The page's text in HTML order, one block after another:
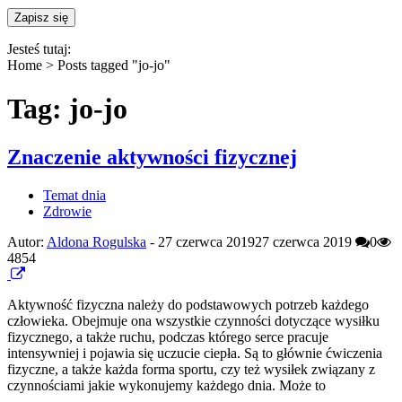
Jesteś tutaj:
Home > Posts tagged "jo-jo"
Tag: jo-jo
Znaczenie aktywności fizycznej
Temat dnia
Zdrowie
Autor: Aldona Rogulska - 27 czerwca 201927 czerwca 2019
0
4854
Aktywność fizyczna należy do podstawowych potrzeb każdego
człowieka. Obejmuje ona wszystkie czynności dotyczące wysiłku
fizycznego, a także ruchu, podczas którego serce pracuje
intensywniej i pojawia się uczucie ciepła. Są to głównie ćwiczenia
fizyczne, a także każda forma sportu, czy też wysiłek związany z
czynnościami jakie wykonujemy każdego dnia. Może to